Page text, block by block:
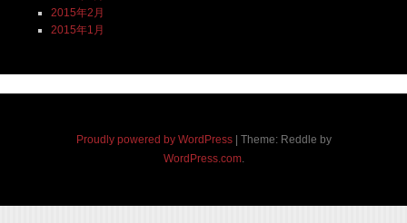
2015年2月
2015年1月
Proudly powered by WordPress
Theme: Reddle by
WordPress.com.